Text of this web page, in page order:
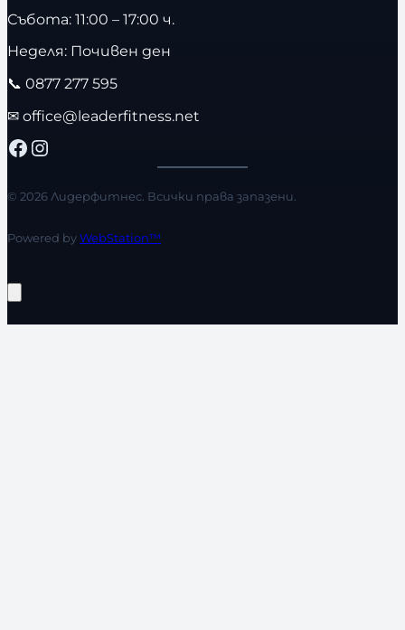
Събота: 11:00 – 17:00 ч.
Неделя: Почивен ден
📞 0877 277 595
✉ office@leaderfitness.net
Facebook Instagram
© 2026 Лидерфитнес. Всички права запазени.
Powered byWebStation™